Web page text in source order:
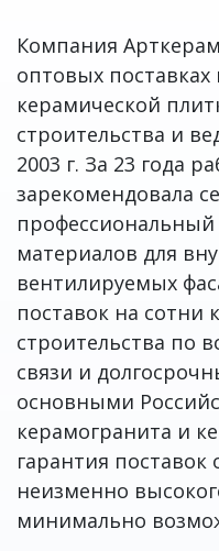
Компания
оптовых
керамической
строительства и
2003 г. За 23 года
зарекомендовала
материалов для
вентилируемых
поставок на сотни
строительства по
связи и
основными
керамогранита и
гарантия
неизменно
минимально